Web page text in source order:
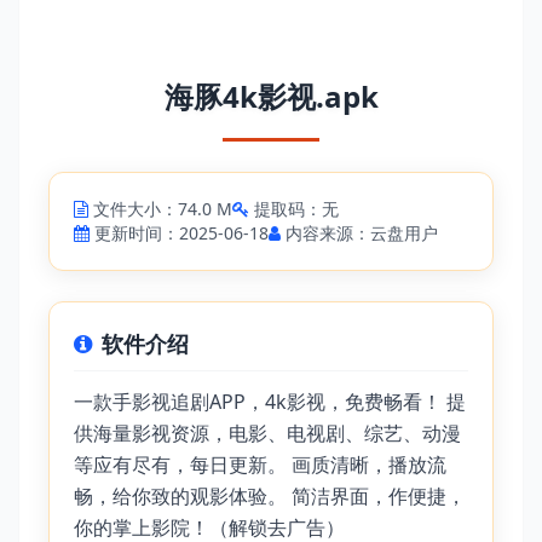
海豚4k影视.apk
文件大小：74.0 M
提取码：无
更新时间：2025-06-18
内容来源：云盘用户
软件介绍
一款手影视追剧APP，4k影视，免费畅看！ 提
供海量影视资源，电影、电视剧、综艺、动漫
等应有尽有，每日更新。 画质清晰，播放流
畅，给你致的观影体验。 简洁界面，作便捷，
你的掌上影院！（解锁去广告）